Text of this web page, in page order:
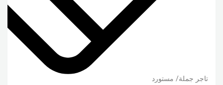
تاجر جملة/ مستورد